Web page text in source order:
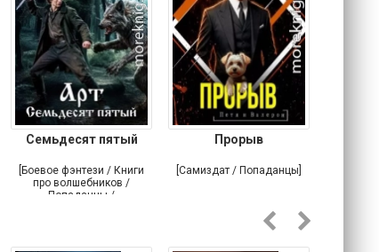
Семьдесят пятый
[Боевое фэнтези / Книги
про волшебников /
Попаданцы /
Прорыв
[Самиздат / Попаданцы]